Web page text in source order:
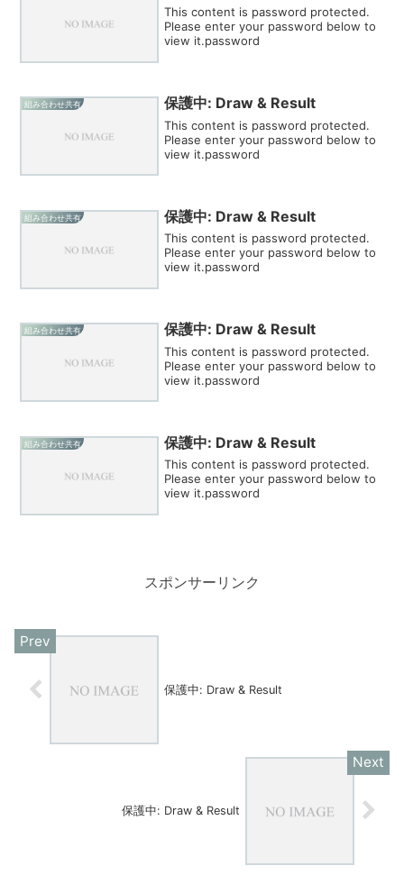
This content is password protected.
Please enter your password below to
view it.password
組み合わせ共有 保護中: Draw & Result
This content is password protected.
Please enter your password below to
view it.password
組み合わせ共有 保護中: Draw & Result
This content is password protected.
Please enter your password below to
view it.password
組み合わせ共有 保護中: Draw & Result
This content is password protected.
Please enter your password below to
view it.password
組み合わせ共有 保護中: Draw & Result
This content is password protected.
Please enter your password below to
view it.password
スポンサーリンク
保護中: Draw & Result
保護中: Draw & Result